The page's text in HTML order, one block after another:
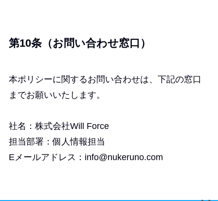
第10条（お問い合わせ窓口）
本ポリシーに関するお問い合わせは、下記の窓口
までお願いいたします。
社名：株式会社Will Force
担当部署：個人情報担当
Eメールアドレス：info@nukeruno.com